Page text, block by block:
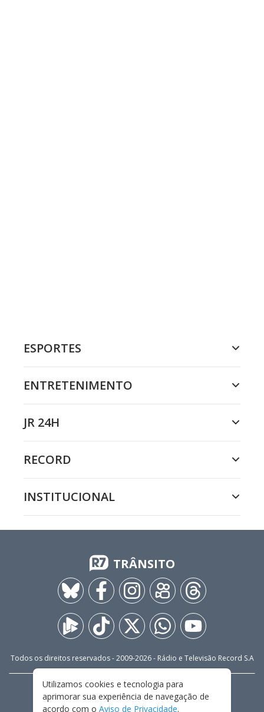
ESPORTES
ENTRETENIMENTO
JR 24H
RECORD
INSTITUCIONAL
TRÂNSITO
Todos os direitos reservados - 2009-2026- Rádio e Televisão Record S.A
FALE CONOSCO
PRIVACIDADE
TERMOS E CONDIÇÕES DE USO
Utilizamos cookies e tecnologia para
aprimorar sua experiência de navegação de
acordo com o Aviso de Privacidade.